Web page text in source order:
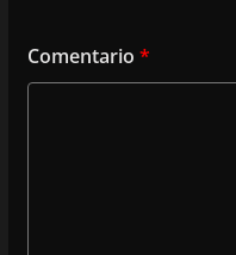
Comentario *